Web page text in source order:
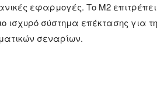
εφαρμογές. Το M2 επιτρέπει
ισχυρό σύστημα επέκτασης για
σεναρίων.